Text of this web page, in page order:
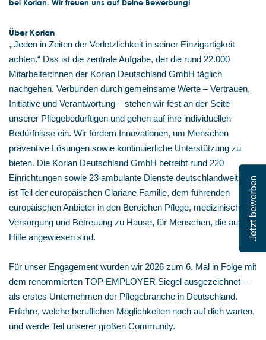
Jetzt bewerben
bei Korian. Wir freuen uns auf Deine Bewerbung!
Über Korian
„Jeden in Zeiten der Verletzlichkeit in seiner Einzigartigkeit
achten.“ Das ist die zentrale Aufgabe, der die rund 22.000
Mitarbeiter:innen der Korian Deutschland GmbH täglich
nachgehen. Verbunden durch gemeinsame Werte – Vertrauen,
Initiative und Verantwortung – stehen wir fest an der Seite
unserer Pflegebedürftigen und gehen auf ihre individuellen
Bedürfnisse ein. Wir fördern Innovationen, um Menschen
präventive Lösungen sowie kontinuierliche Unterstützung zu
bieten. Die Korian Deutschland GmbH betreibt rund 220
Einrichtungen sowie 23 ambulante Dienste deutschlandweit und
ist Teil der europäischen Clariane Familie, dem führenden
europäischen Anbieter in den Bereichen Pflege, medizinische
Versorgung und Betreuung zu Hause, für Menschen, die auf
Hilfe angewiesen sind.
Für unser Engagement wurden wir 2026 zum 6. Mal in Folge mit
dem renommierten TOP EMPLOYER Siegel ausgezeichnet –
als erstes Unternehmen der Pflegebranche in Deutschland.
Erfahre, welche beruflichen Möglichkeiten noch auf dich warten,
und werde Teil unserer großen Community.